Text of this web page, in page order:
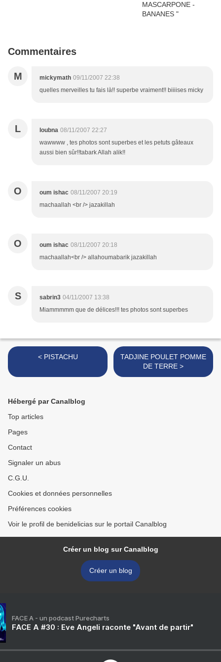
Commentaires
M mickymath 09/11/2007 22:38
quelles merveilles tu fais là!! superbe vraiment!! biiiises micky
L loubna 08/11/2007 22:27
wawwww , tes photos sont superbes et les petuts gâteaux
aussi bien sûr!!tabark Allah alik!!
O oum ishac 08/11/2007 20:19
machaallah <br /> jazakillah
O oum ishac 08/11/2007 20:18
machaallah<br /> allahoumabarik jazakillah
S sabrin3 04/11/2007 13:38
Miammmmm que de délices!!! tes photos sont superbes
< PISTACHU
TADJINE POULET POMME
DE TERRE >
Hébergé par Canalblog
Top articles
Pages
Contact
Signaler un abus
C.G.U.
Cookies et données personnelles
Préférences cookies
Voir le profil de benidelicias sur le portail Canalblog
Créer un blog sur Canalblog
Créer un blog
FACE A - un podcast Purecharts
FACE A #30 : Eve Angeli raconte "Avant de partir"